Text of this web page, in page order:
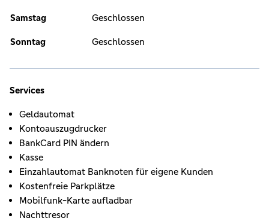
Samstag Geschlossen
Sonntag Geschlossen
Services
Geldautomat
Kontoauszugdrucker
BankCard PIN ändern
Kasse
Einzahlautomat Banknoten für eigene Kunden
Kostenfreie Parkplätze
Mobilfunk-Karte aufladbar
Nachttresor